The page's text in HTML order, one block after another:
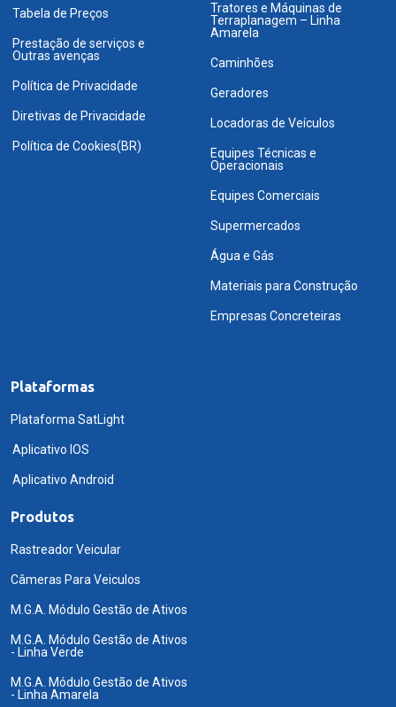
Tabela de Preços
Prestação de serviços e
Outras avenças
Política de Privacidade
Diretivas de Privacidade
Política de Cookies(BR)
Tratores e Máquinas de
Terraplanagem – Linha
Amarela
Caminhões
Geradores
Locadoras de Veículos
Equipes Técnicas e
Operacionais
Equipes Comerciais
Supermercados
Água e Gás
Materiais para Construção
Empresas Concreteiras
Plataformas
Plataforma SatLight
Aplicativo IOS
Aplicativo Android
Produtos
Rastreador Veicular
Câmeras Para Veiculos
M.G.A. Módulo Gestão de Ativos
M.G.A. Módulo Gestão de Ativos
- Linha Verde
M.G.A. Módulo Gestão de Ativos
- Linha Amarela